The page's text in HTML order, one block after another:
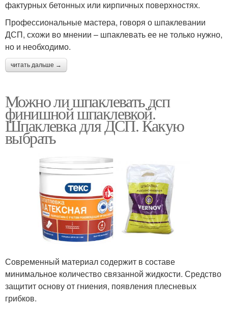
фактурных бетонных или кирпичных поверхностях.
Профессиональные мастера, говоря о шпаклевании
ДСП, схожи во мнении – шпаклевать ее не только нужно,
но и необходимо.
читать дальше →
Можно ли шпаклевать дсп
финишной шпаклевкой.
Шпаклевка для ДСП. Какую
выбрать
Современный материал содержит в составе
минимальное количество связанной жидкости. Средство
защитит основу от гниения, появления плесневых
грибков.